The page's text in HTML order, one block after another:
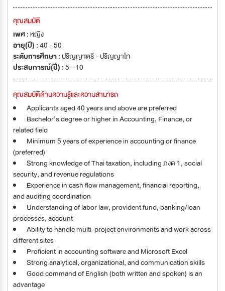
คุณสมบัติ
เพศ :หญิง
อายุ(ปี) :40 - 50
ระดับการศึกษา :ปริญญาตรี - ปริญญาโท
ประสบการณ์(ปี) :5 - 10
คุณสมบัติด้านความรู้และความสามารถ
Applicants aged 40 years and above are preferred
Bachelor’s degree or higher in Accounting, Finance, or
related field
Minimum 5 years of experience in accounting or finance
(preferred)
Strong knowledge of Thai taxation, including ภงด 1, social
security, and revenue regulations
Experience in cash flow management, financial reporting,
and auditing coordination
Understanding of labor law, provident fund, banking/loan
processes, account
Ability to handle multi-project environments and work across
different sites
Proficient in accounting software and Microsoft Excel
Strong analytical, organizational, and communication skills
Good command of English (both written and spoken) is an
advantage